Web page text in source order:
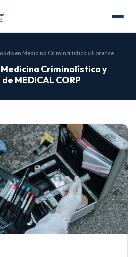
en Medicina Criminalística y Forense
Criminalística y
MEDICAL CORP